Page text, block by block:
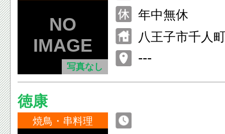
写真なし
年中無休
八王子市千人
---
徳康
焼鳥・串料理